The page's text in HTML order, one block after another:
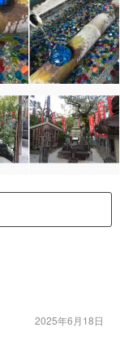
2025年6月18日